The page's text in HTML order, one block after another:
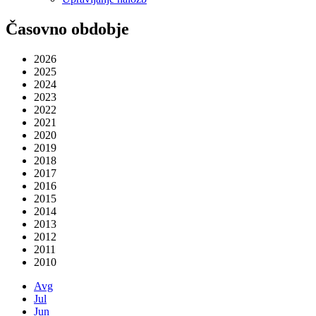
Časovno obdobje
2026
2025
2024
2023
2022
2021
2020
2019
2018
2017
2016
2015
2014
2013
2012
2011
2010
Avg
Jul
Jun